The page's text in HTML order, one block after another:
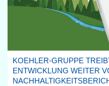
KOEHLER-GRUPPE
ENTWICKLUNG WEITER